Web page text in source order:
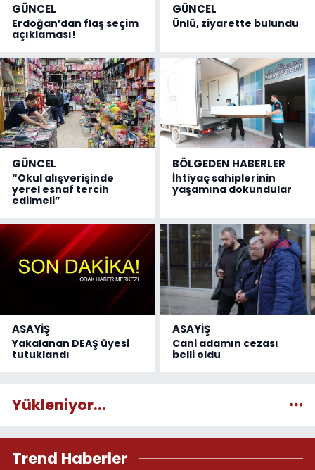
GÜNCEL
Erdoğan’dan flaş seçim
açıklaması!
GÜNCEL
Ünlü, ziyarette bulundu
GÜNCEL
“Okul alışverişinde
yerel esnaf tercih
edilmeli”
BÖLGEDEN HABERLER
İhtiyaç sahiplerinin
yaşamına dokundular
ASAYİŞ
Yakalanan DEAŞ üyesi
tutuklandı
ASAYİŞ
Cani adamın cezası
belli oldu
Yükleniyor...
Trend Haberler